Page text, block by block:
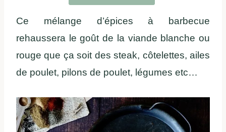
Ce mélange d’épices à barbecue
rehaussera le goût de la viande blanche ou
rouge que ça soit des steak, côtelettes, ailes
de poulet, pilons de poulet, légumes etc…